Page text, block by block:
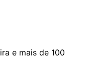
e mais de 100